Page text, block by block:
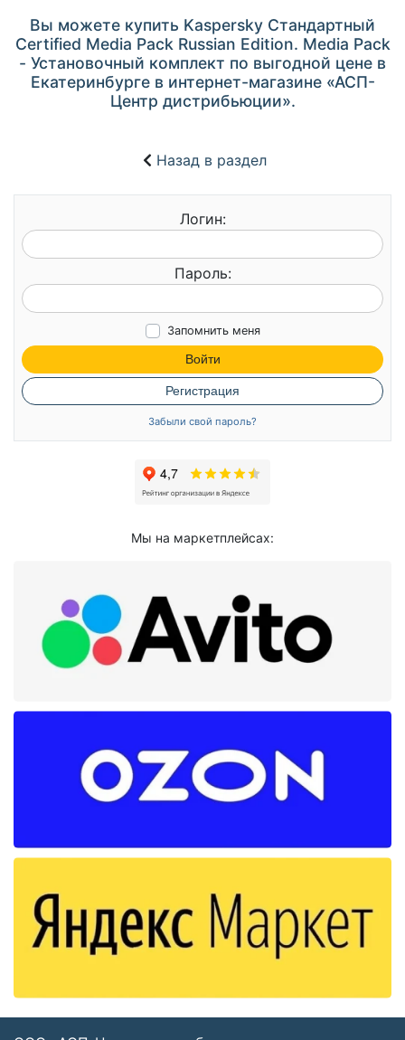
Вы можете купить Kaspersky Стандартный
Certified Media Pack Russian Edition. Media Pack
- Установочный комплект по выгодной цене в
Екатеринбурге в интернет-магазине «АСП-
Центр дистрибьюции».
Назад в раздел
Логин:
Пароль:
Запомнить меня
Войти
Регистрация
Забыли свой пароль?
Мы на маркетплейсах: